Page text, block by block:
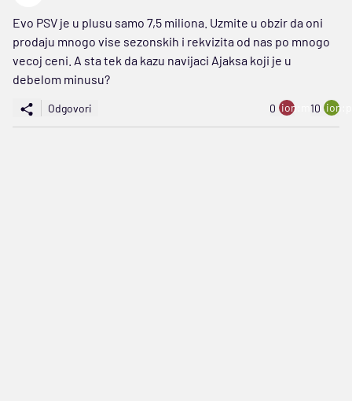
Evo PSV je u plusu samo 7,5 miliona. Uzmite u obzir da oni
prodaju mnogo vise sezonskih i rekvizita od nas po mnogo
vecoj ceni. A sta tek da kazu navijaci Ajaksa koji je u
debelom minusu?
Odgovori 0 ion:minus
10